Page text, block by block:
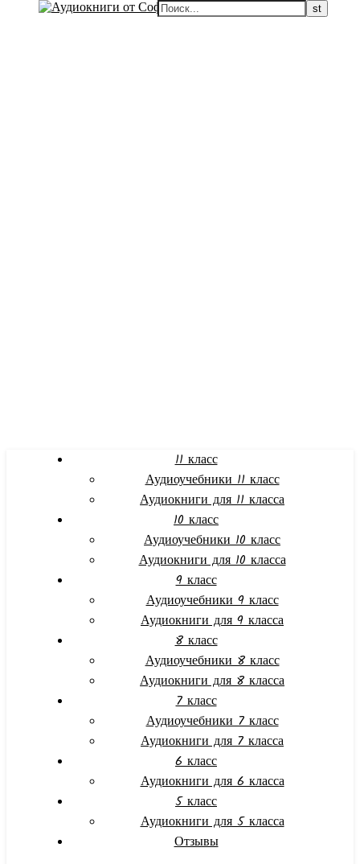
11 класс
Аудиоучебники 11 класс
Аудиокниги для 11 класса
10 класс
Аудиоучебники 10 класс
Аудиокниги для 10 класса
9 класс
Аудиоучебники 9 класс
Аудиокниги для 9 класса
8 класс
Аудиоучебники 8 класс
Аудиокниги для 8 класса
7 класс
Аудиоучебники 7 класс
Аудиокниги для 7 класса
6 класс
Аудиокниги для 6 класса
5 класс
Аудиокниги для 5 класса
Отзывы